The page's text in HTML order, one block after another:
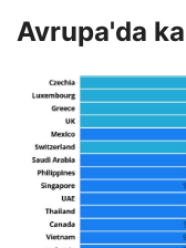
Avrupa'da